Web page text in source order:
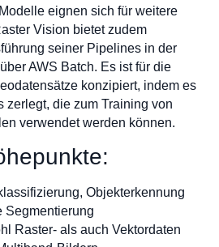
eignen sich für weitere
Vision bietet zudem
seiner Pipelines in der
AWS Batch. Es ist für die
konzipiert, indem es
zerlegt, die zum Training von
verwendet werden können.
Objekterkennung
Segmentierung
Raster- als auch Vektordaten